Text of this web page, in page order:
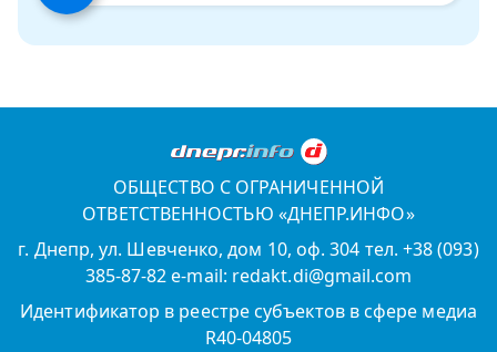
ОБЩЕСТВО С ОГРАНИЧЕННОЙ
ОТВЕТСТВЕННОСТЬЮ «ДНЕПР.ИНФО»
г. Днепр, ул. Шевченко, дом 10, оф. 304 тел. +38 (093)
385-87-82 e-mail: redakt.di@gmail.com
Идентификатор в реестре субъектов в сфере медиа
R40-04805